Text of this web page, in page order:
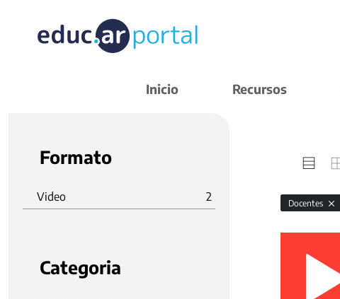
Inicio Recursos
Formato
Video 2
Categoria
Docentes